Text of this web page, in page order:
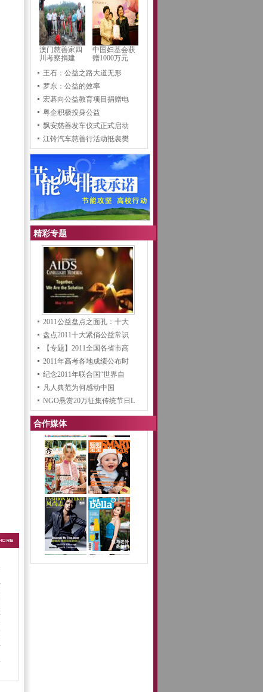
澳门慈善家四
川考察捐建
中国妇基会获
赠1000万元
王石：公益之路大道无形
罗东：公益的效率
宏碁向公益教育项目捐赠电
粤企积极投身公益
飘安慈善发车仪式正式启动
江铃汽车慈善行活动抵襄樊
精彩专题
2011公益盘点之面孔：十大
盘点2011十大紧俏公益常识
【专题】2011全国各省市高
2011年高考各地成绩公布时
纪念2011年联合国“世界自
凡人典范为何感动中国
NGO悬赏20万征集传统节日L
合作媒体